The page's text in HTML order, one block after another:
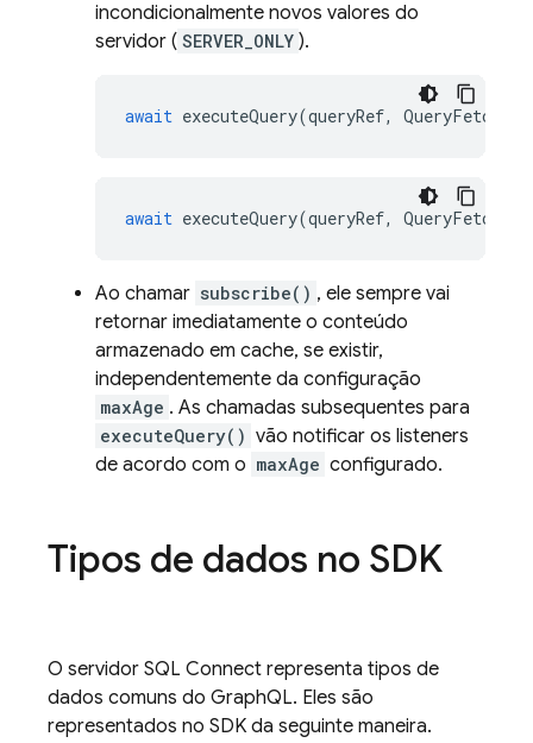
incondicionalmente novos valores do
servidor ( SERVER_ONLY ).
await executeQuery(queryRef,
await executeQuery(queryRef,
Ao chamar subscribe() , ele sempre vai
retornar imediatamente o conteúdo
armazenado em cache, se existir,
independentemente da configuração
maxAge . As chamadas subsequentes para
executeQuery() vão notificar os listeners
de acordo com o maxAge configurado.
Tipos de dados no SDK
O servidor SQL Connect representa tipos de
dados comuns do GraphQL. Eles são
representados no SDK da seguinte maneira.